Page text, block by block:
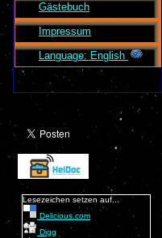
Gästebuch
Impressum
Language: English
Lesezeichen setzen auf...
Delicious.com
Digg